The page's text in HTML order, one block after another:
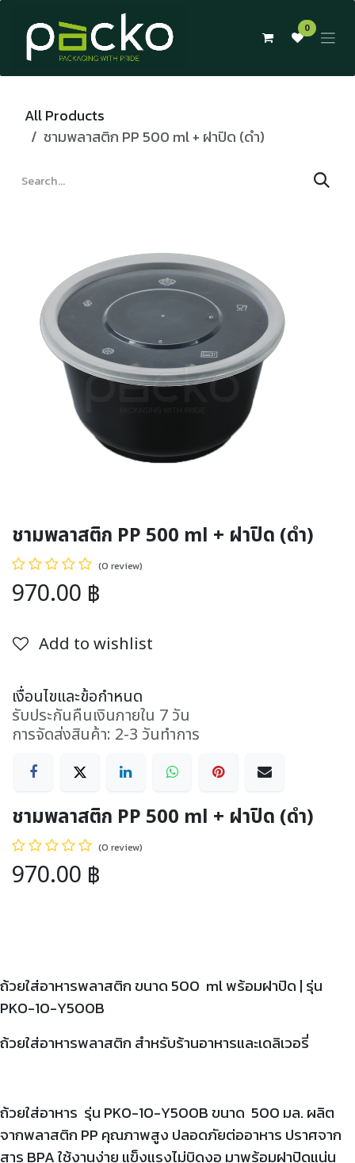
Skip to Content
0
All Products
ชามพลาสติก PP 500 ml + ฝาปิด (ดำ)
ชามพลาสติก PP 500 ml + ฝาปิด (ดำ)
(0 review)
970.00 ฿
Add to wishlist
เงื่อนไขและข้อกำหนด
รับประกันคืนเงินภายใน 7 วัน
การจัดส่งสินค้า: 2-3 วันทำการ
ชามพลาสติก PP 500 ml + ฝาปิด (ดำ)
(0 review)
970.00 ฿
ถ้วยใส่อาหารพลาสติก ขนาด 500 ml พร้อมฝาปิด | รุ่น
PKO-10-Y500B
ถ้วยใส่อาหารพลาสติก สำหรับร้านอาหารและเดลิเวอรี่
ถ้วยใส่อาหาร รุ่น PKO-10-Y500B ขนาด 500 มล. ผลิต
จากพลาสติก PP คุณภาพสูง ปลอดภัยต่ออาหาร ปราศจาก
สาร BPA ใช้งานง่าย แข็งแรงไม่บิดงอ มาพร้อมฝาปิดแน่น